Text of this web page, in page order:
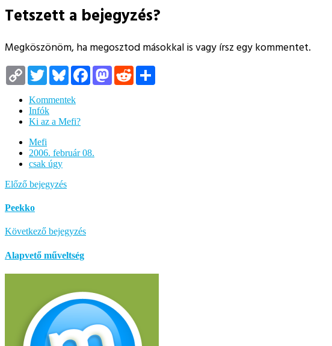
Tetszett a bejegyzés?
Megköszönöm, ha megosztod másokkal is vagy írsz egy kommentet.
Copy
Link
TwitterBlueskyFacebookMastodon
Reddit
Kommentek
Infók
Ki az a Mefi?
Mefi
2006. február 08.
csak úgy
Előző bejegyzés
Peekko
Következő bejegyzés
Alapvető műveltség